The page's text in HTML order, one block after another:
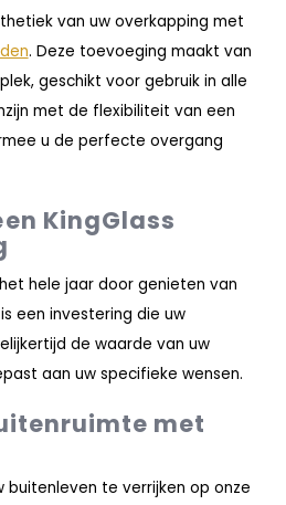
van uw overkapping met
. Deze toevoeging maakt van
geschikt voor gebruik in alle
met de flexibiliteit van een
u de perfecte overgang
KingGlass
hele jaar door genieten van
een investering die uw
de waarde van uw
aan uw specifieke wensen.
met
buitenleven te verrijken op onze